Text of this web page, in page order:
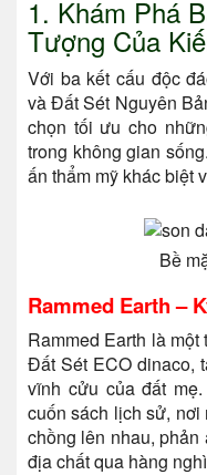
1. Khám Phá
Tượng Của
Với ba kết cấu độc
và Đất Sét Nguyên
chọn tối ưu cho
trong không gian
ấn thẩm mỹ khác biệt
Bề
Rammed Earth –
Rammed Earth là
Đất Sét ECO dinaco,
vĩnh cửu của đất
cuốn sách lịch sử,
chồng lên nhau, phản
địa chất qua hàng